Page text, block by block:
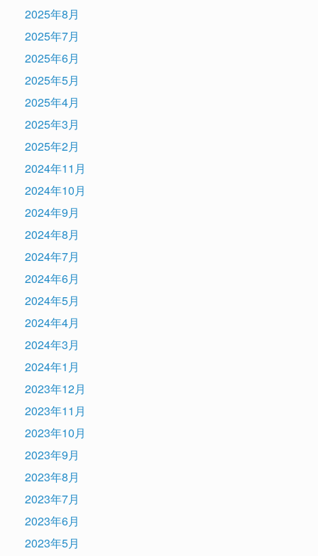
2025年8月
2025年7月
2025年6月
2025年5月
2025年4月
2025年3月
2025年2月
2024年11月
2024年10月
2024年9月
2024年8月
2024年7月
2024年6月
2024年5月
2024年4月
2024年3月
2024年1月
2023年12月
2023年11月
2023年10月
2023年9月
2023年8月
2023年7月
2023年6月
2023年5月